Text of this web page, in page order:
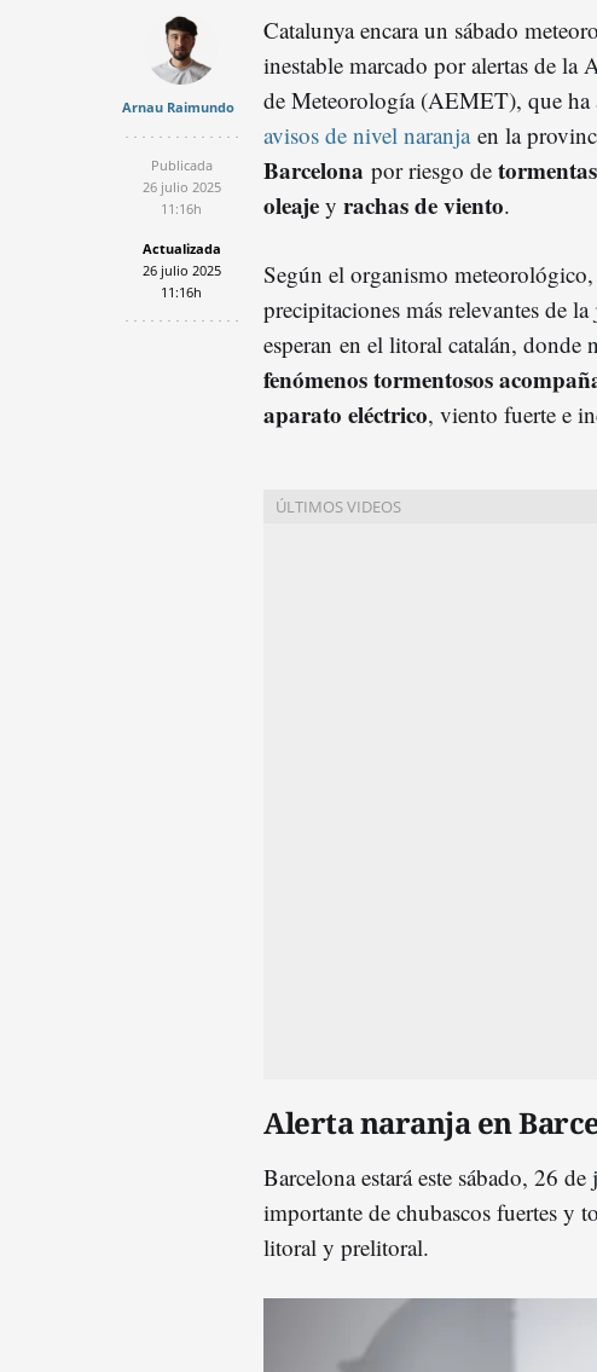
Arnau Raimundo
Publicada
26 julio 2025
11:16h
Actualizada
26 julio 2025
11:16h
Catalunya encara un sábado
inestable marcado por alertas de la
de Meteorología (AEMET), que ha
avisos de nivel naranjaen la
Barcelona por riesgo de
oleaje y rachas de viento.
Según el organismo meteorológico,
precipitaciones más relevantes de la
esperan en el litoral catalán, donde
fenómenos tormentosos
aparato eléctrico, viento fuerte e
Alerta naranja en
Barcelona estará este sábado, 26
importante de chubascos fuertes y
litoral y prelitoral.